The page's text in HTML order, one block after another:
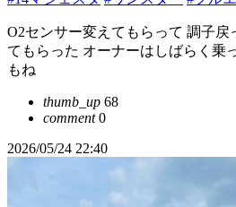
O2センサー変えてもらって 調子戻
てもらった オーナーはしばらく乗
もね
thumb_up 68
comment0
2026/05/24 22:40